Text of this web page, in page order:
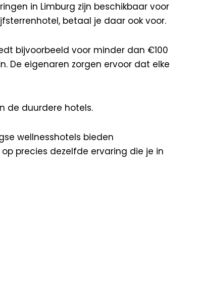
in Limburg zijn beschikbaar voor
betaal je daar ook voor.
bijvoorbeeld voor minder dan €100
De eigenaren zorgen ervoor dat elke
de duurdere hotels.
wellnesshotels bieden
precies dezelfde ervaring die je in